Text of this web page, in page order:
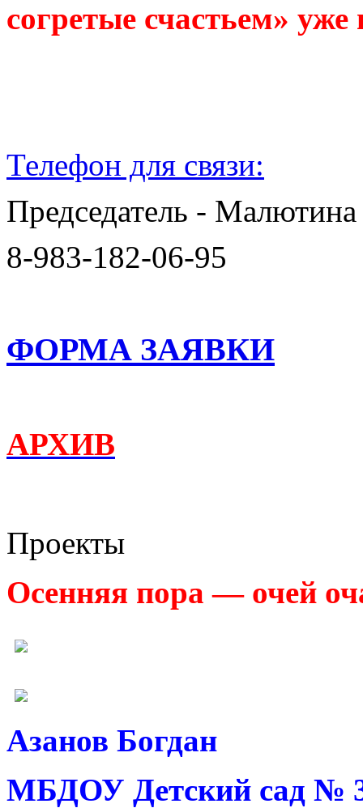
согретые счастьем» уже
Телефон для связи:
Председатель -
8-983-182-06-95
ФОРМА ЗАЯВКИ
АРХИВ
Проекты
Осенняя пора — очей
Азанов Богдан
МБДОУ Детский сад №